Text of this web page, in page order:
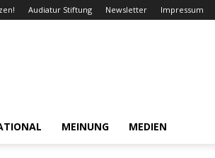
Audiatur Stiftung Newsletter Impressum
MEINUNG MEDIEN